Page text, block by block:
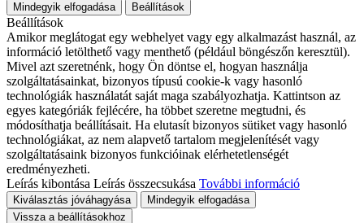
Mindegyik elfogadása Beállítások
Beállítások
Amikor meglátogat egy webhelyet vagy egy alkalmazást használ, az
információ letölthető vagy menthető (például böngészőn keresztül).
Mivel azt szeretnénk, hogy Ön döntse el, hogyan használja
szolgáltatásainkat, bizonyos típusú cookie-k vagy hasonló
technológiák használatát saját maga szabályozhatja. Kattintson az
egyes kategóriák fejlécére, ha többet szeretne megtudni, és
módosíthatja beállításait. Ha elutasít bizonyos sütiket vagy hasonló
technológiákat, az nem alapvető tartalom megjelenítését vagy
szolgáltatásaink bizonyos funkcióinak elérhetetlenségét
eredményezheti.
Leírás kibontása Leírás összecsukása További információ
Kiválasztás jóváhagyása
Mindegyik elfogadása
Vissza a beállításokhoz